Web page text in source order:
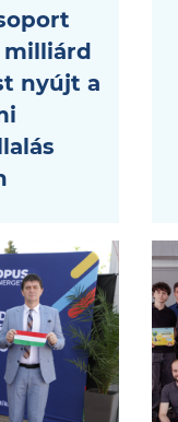
milliárd
nyújt a